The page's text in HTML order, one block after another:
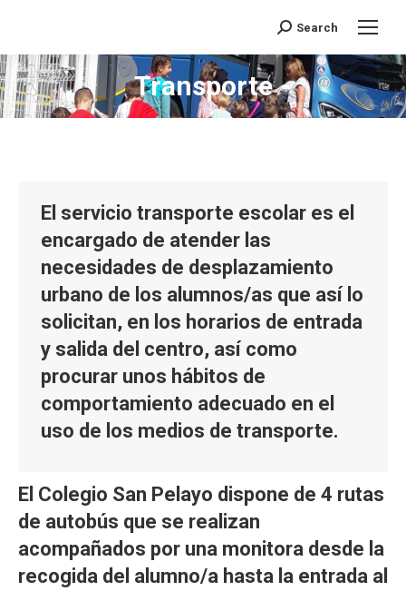
Buscar:
Search
Transporte
Estás aquí:
El servicio transporte escolar es el
encargado de atender las
necesidades de desplazamiento
urbano de los alumnos/as que así lo
solicitan, en los horarios de entrada
y salida del centro, así como
procurar unos hábitos de
comportamiento adecuado en el
uso de los medios de transporte.
El Colegio San Pelayo dispone de 4 rutas
de autobús que se realizan
acompañados por una monitora desde la
recogida del alumno/a hasta la entrada al